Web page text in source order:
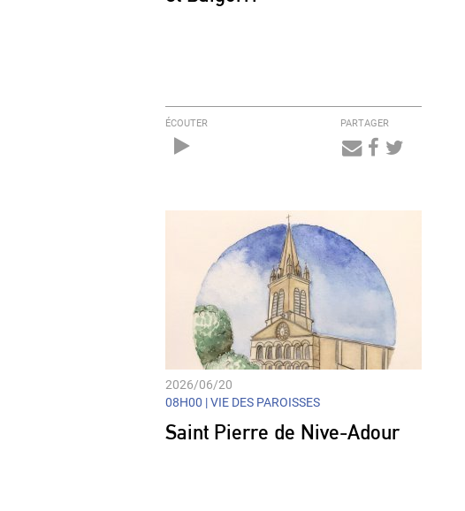
ÉCOUTER PARTAGER
2026/06/20
08H00 |VIE DES PAROISSES
Saint Pierre de Nive-Adour